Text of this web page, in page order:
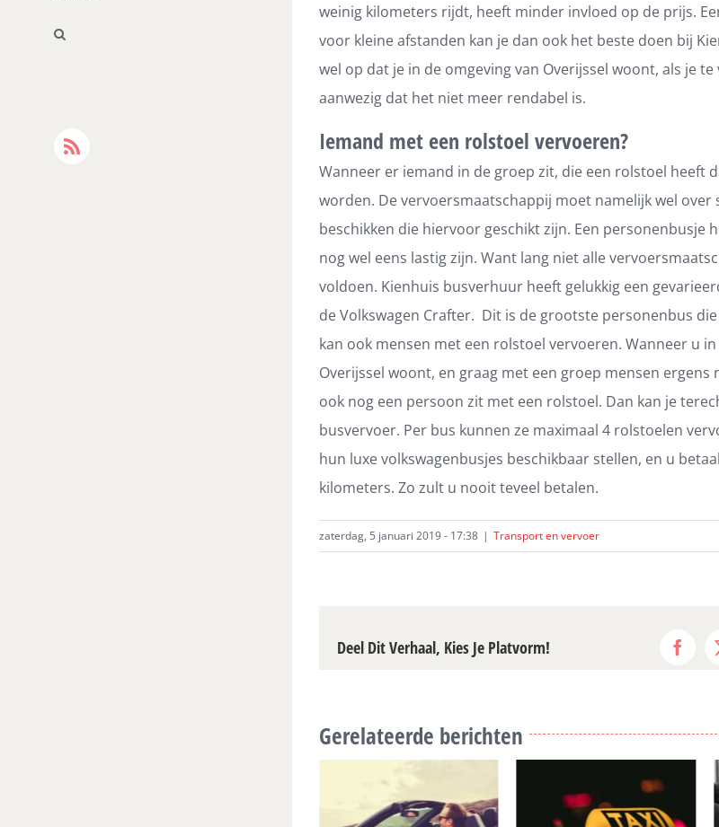
Rss
weinig kilometers rijdt, heeft minder invloed op de prijs.
voor kleine afstanden kan je dan ook het beste doen bij
wel op dat je in de omgeving van Overijssel woont, als je
aanwezig dat het niet meer rendabel is.
Iemand met een rolstoel vervoeren?
Wanneer er iemand in de groep zit, die een rolstoel heeft
worden. De vervoersmaatschappij moet namelijk wel over
beschikken die hiervoor geschikt zijn. Een personenbusje
nog wel eens lastig zijn. Want lang niet alle
voldoen. Kienhuis busverhuur heeft gelukkig een
de Volkswagen Crafter. Dit is de grootste personenbus
kan ook mensen met een rolstoel vervoeren. Wanneer u
Overijssel woont, en graag met een groep mensen
ook nog een persoon zit met een rolstoel. Dan kan je
busvervoer. Per bus kunnen ze maximaal 4 rolstoelen
hun luxe volkswagenbusjes beschikbaar stellen, en u
kilometers. Zo zult u nooit teveel betalen.
zaterdag, 5 januari 2019 - 17:38 | Transport en vervoer
Deel Dit Verhaal, Kies Je Platvorm!
Gerelateerde berichten